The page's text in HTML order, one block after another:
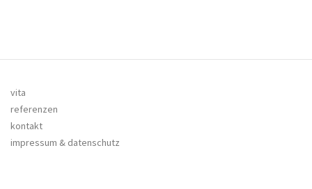
vita
referenzen
kontakt
impressum & datenschutz